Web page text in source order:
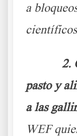
a
2.
pasto y
a las
WEF